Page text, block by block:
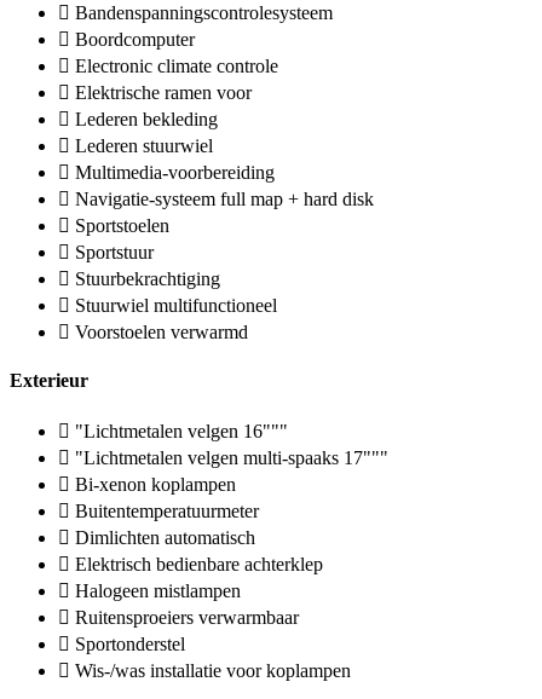
Bandenspanningscontrolesysteem
Boordcomputer
Electronic climate controle
Elektrische ramen voor
Lederen bekleding
Lederen stuurwiel
Multimedia-voorbereiding
Navigatie-systeem full map + hard disk
Sportstoelen
Sportstuur
Stuurbekrachtiging
Stuurwiel multifunctioneel
Voorstoelen verwarmd
Exterieur
"Lichtmetalen velgen 16"""
"Lichtmetalen velgen multi-spaaks 17"""
Bi-xenon koplampen
Buitentemperatuurmeter
Dimlichten automatisch
Elektrisch bedienbare achterklep
Halogeen mistlampen
Ruitensproeiers verwarmbaar
Sportonderstel
Wis-/was installatie voor koplampen